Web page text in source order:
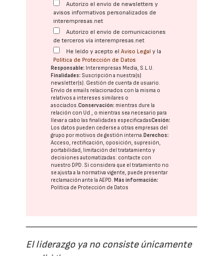
Autorizo el envío de newsletters y
avisos informativos personalizados de
interempresas.net
Autorizo el envío de comunicaciones
de terceros vía interempresas.net
He leído y acepto elAviso Legal y la
Política de Protección de Datos
Responsable: Interempresas Media, S.L.U.
Finalidades: Suscripción a nuestra(s)
newsletter(s). Gestión de cuenta de usuario.
Envío de emails relacionados con la misma o
relativos a intereses similares o
asociados.Conservación: mientras dure la
relación con Ud., o mientras sea necesario para
llevar a cabo las finalidades especificadasCesión:
Los datos pueden cederse a otras empresas del
grupo por motivos de gestión interna. Derechos:
Acceso, rectificación, oposición, supresión,
portabilidad, limitación del tratatamiento y
decisiones automatizadas: contacte con
nuestro DPD. Si considera que el tratamiento no
se ajusta a la normativa vigente, puede presentar
reclamación ante laAEPD. Más información:
Política de Protección de Datos
El liderazgo ya no consiste únicamente